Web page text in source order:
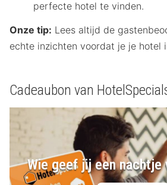
perfecte hotel te vinden.
Onze tip: Lees altijd de
echte inzichten voordat je je hotel
Cadeaubon van
Wie geef jij een nachtje